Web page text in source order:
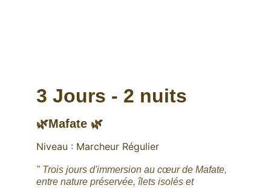
🌿Mafate 🌿
Niveau : Marcheur Régulier
" Trois jours d'immersion au cœur de Mafate,
entre nature préservée, îlets isolés et
3 Jours - 2 nuits